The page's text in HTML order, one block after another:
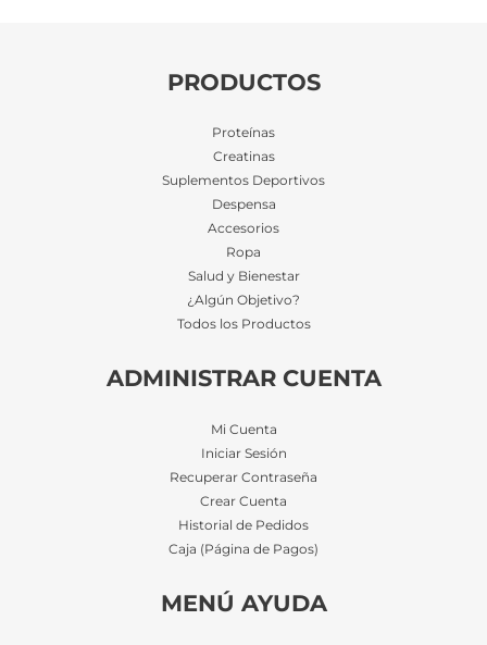
PRODUCTOS
Proteínas
Creatinas
Suplementos Deportivos
Despensa
Accesorios
Ropa
Salud y Bienestar
¿Algún Objetivo?
Todos los Productos
ADMINISTRAR CUENTA
Mi Cuenta
Iniciar Sesión
Recuperar Contraseña
Crear Cuenta
Historial de Pedidos
Caja (Página de Pagos)
MENÚ AYUDA